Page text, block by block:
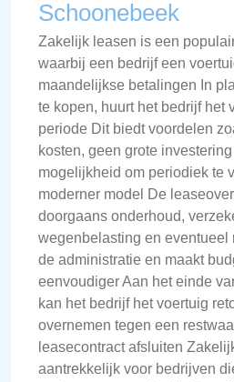
Schoonebeek
Zakelijk leasen is een
waarbij een bedrijf een
maandelijkse betalingen In
te kopen, huurt het bedrijf het
periode Dit biedt voordelen
kosten, geen grote
mogelijkheid om periodiek te
moderner model De
doorgaans onderhoud,
wegenbelasting en eventueel
de administratie en maakt
eenvoudiger Aan het einde
kan het bedrijf het voertuig
overnemen tegen een
leasecontract afsluiten
aantrekkelijk voor bedrijven